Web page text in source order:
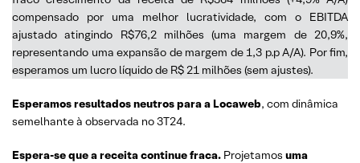
compensado por uma melhor lucratividade, com o EBITDA
ajustado atingindo R$76,2 milhões (uma margem de 20,9%,
representando uma expansão de margem de 1,3 p.p A/A). Por fim,
esperamos um lucro líquido de R$ 21 milhões (sem ajustes).
Esperamos resultados neutros para a Locaweb, com dinâmica
semelhante à observada no 3T24.
Espera-se que a receita continue fraca. Projetamos uma